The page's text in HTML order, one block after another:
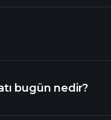
bugün nedir?